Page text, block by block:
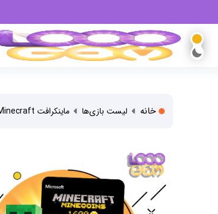
خانه لیست بازی‌ها ماینکرافت Minecraft